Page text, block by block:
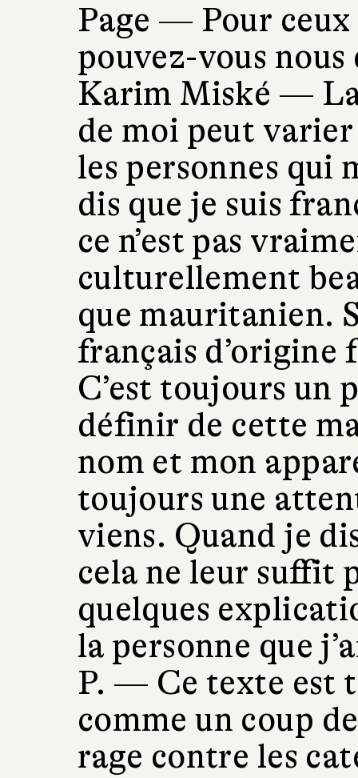
Page — Pour
pouvez-vous nous
Karim Miské —
de moi peut varier
les personnes qui
dis que je suis
ce n’est pas
culturellement
que mauritanien.
français
C’est toujours un
définir de cette
nom et mon
toujours une
viens. Quand je
cela ne leur suffit
quelques
la personne que
P. — Ce texte est
comme un coup
rage contre les